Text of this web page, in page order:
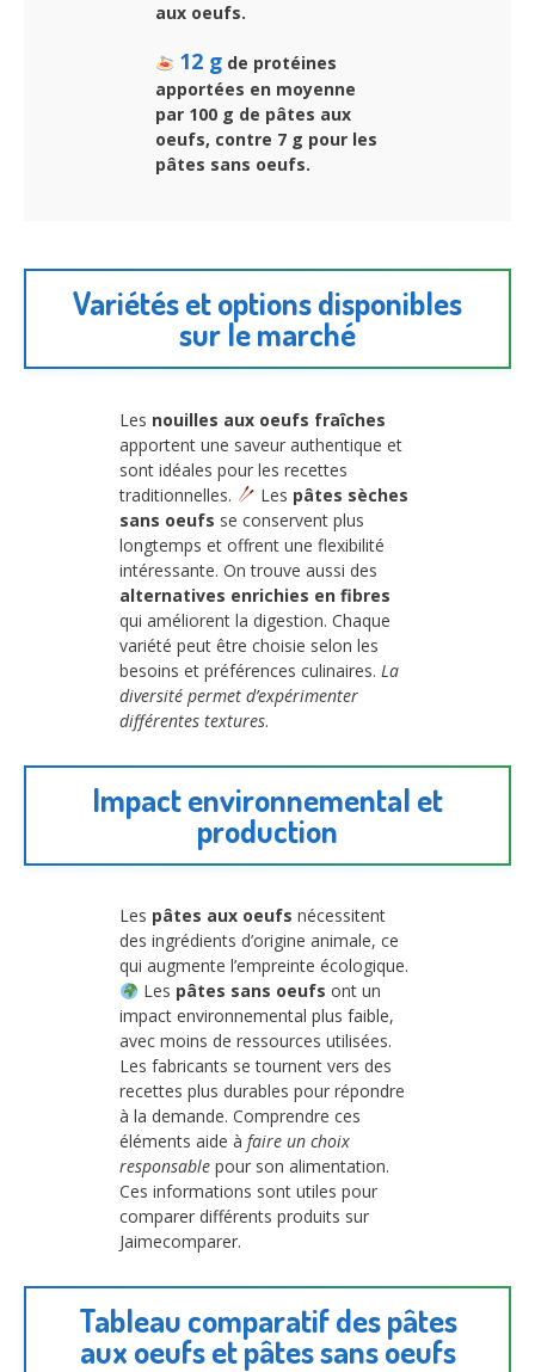
aux oeufs.
12 gde protéines
apportées en moyenne
par 100 g de pâtes aux
oeufs, contre 7 g pour les
pâtes sans oeufs.
Variétés et options disponibles
sur le marché
Les nouilles aux oeufs fraîches
apportent une saveur authentique et
sont idéales pour les recettes
traditionnelles.
Les pâtes sèches
sans oeufs se conservent plus
longtemps et offrent une flexibilité
intéressante. On trouve aussi des
alternatives enrichies en fibres
qui améliorent la digestion. Chaque
variété peut être choisie selon les
besoins et préférences culinaires. La
diversité permet d’expérimenter
différentes textures.
Impact environnemental et
production
Les pâtes aux oeufs nécessitent
des ingrédients d’origine animale, ce
qui augmente l’empreinte écologique.
Les pâtes sans oeufs ont un
impact environnemental plus faible,
avec moins de ressources utilisées.
Les fabricants se tournent vers des
recettes plus durables pour répondre
à la demande. Comprendre ces
éléments aide à faire un choix
responsable pour son alimentation.
Ces informations sont utiles pour
comparer différents produits sur
Jaimecomparer.
Tableau comparatif des pâtes
aux oeufs et pâtes sans oeufs